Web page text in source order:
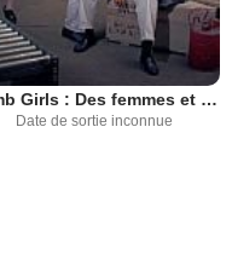
Bomb Girls : Des femmes et des bombes
Date de sortie inconnue